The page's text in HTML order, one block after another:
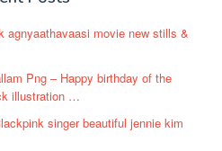
agnyaathavaasi movie new stills &
Png – Happy birthday of the
illustration …
singer beautiful jennie kim